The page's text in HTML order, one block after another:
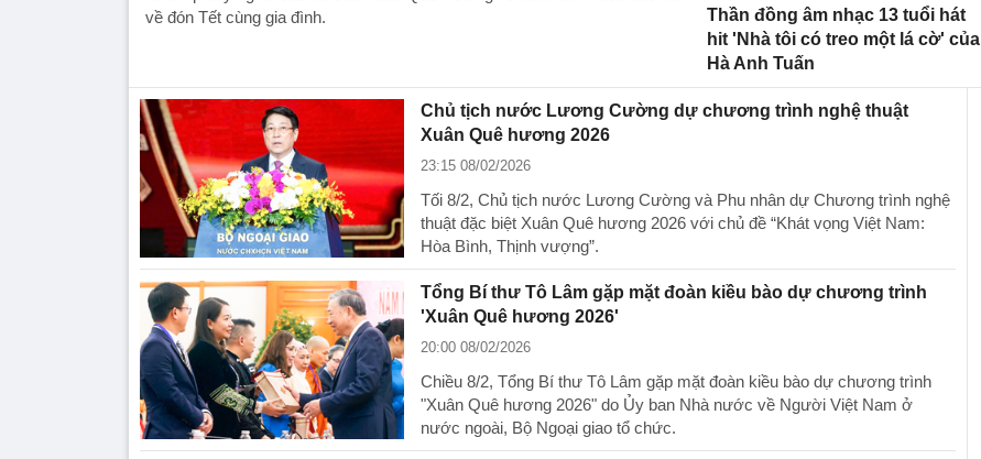
về đón Tết cùng gia đình.
Thần đồng âm nhạc 13 tuổi hát
hit 'Nhà tôi có treo một lá cờ' của
Hà Anh Tuấn
Chủ tịch nước Lương Cường dự chương trình nghệ thuật
Xuân Quê hương 2026
23:15 08/02/2026
Tối 8/2, Chủ tịch nước Lương Cường và Phu nhân dự Chương trình nghệ
thuật đặc biệt Xuân Quê hương 2026 với chủ đề “Khát vọng Việt Nam:
Hòa Bình, Thịnh vượng”.
Tổng Bí thư Tô Lâm gặp mặt đoàn kiều bào dự chương trình
'Xuân Quê hương 2026'
20:00 08/02/2026
Chiều 8/2, Tổng Bí thư Tô Lâm gặp mặt đoàn kiều bào dự chương trình
"Xuân Quê hương 2026" do Ủy ban Nhà nước về Người Việt Nam ở
nước ngoài, Bộ Ngoại giao tổ chức.